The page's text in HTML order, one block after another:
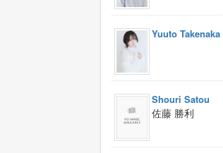
Yuuto Takenaka
Shouri Satou
佐藤 勝利